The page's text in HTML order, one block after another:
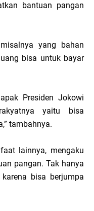
bantuan pangan
yang bahan
bisa untuk bayar
Presiden Jokowi
yaitu bisa
tambahnya.
lainnya, mengaku
pangan. Tak hanya
bisa berjumpa